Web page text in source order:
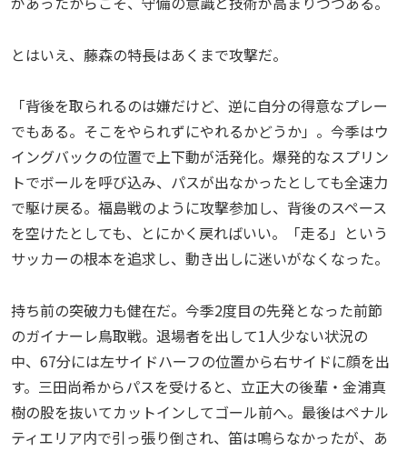
とはいえ、藤森の特長はあくまで攻撃だ。
「背後を取られるのは嫌だけど、逆に自分の得意なプレー
でもある。そこをやられずにやれるかどうか」。今季はウ
イングバックの位置で上下動が活発化。爆発的なスプリン
トでボールを呼び込み、パスが出なかったとしても全速力
で駆け戻る。福島戦のように攻撃参加し、背後のスペース
を空けたとしても、とにかく戻ればいい。「走る」という
サッカーの根本を追求し、動き出しに迷いがなくなった。
持ち前の突破力も健在だ。今季2度目の先発となった前節
のガイナーレ鳥取戦。退場者を出して1人少ない状況の
中、67分には左サイドハーフの位置から右サイドに顔を出
す。三田尚希からパスを受けると、立正大の後輩・金浦真
樹の股を抜いてカットインしてゴール前へ。最後はペナル
ティエリア内で引っ張り倒され、笛は鳴らなかったが、あ